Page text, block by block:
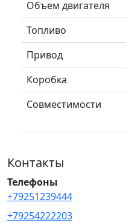
Объем двигателя
Топливо
Привод
Коробка
Совместимости
Контакты
Телефоны
+79251239444
+79254222203